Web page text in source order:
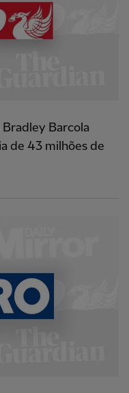
Barcola
de 43 milhões de